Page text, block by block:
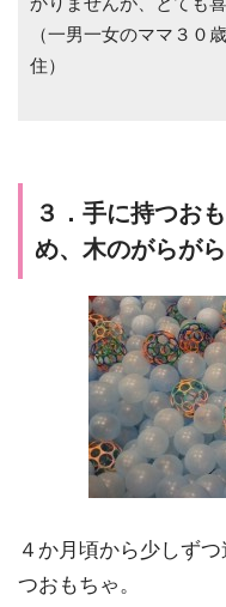
（一男一女のママ３０
住）
３．手に持つお
め、木のがらがら
４か月頃から少しず
つおもちゃ。